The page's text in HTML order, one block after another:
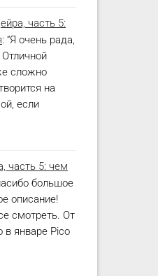
часть 5:
: “Я очень рада,
Отличной
сложно
на
если
часть 5: чем
большое
описание!
смотреть. От
в январе Pico